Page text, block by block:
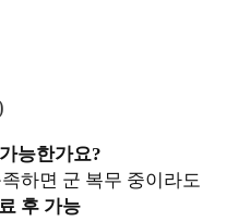
능한가요?
하면 군 복무 중이라도
후 가능